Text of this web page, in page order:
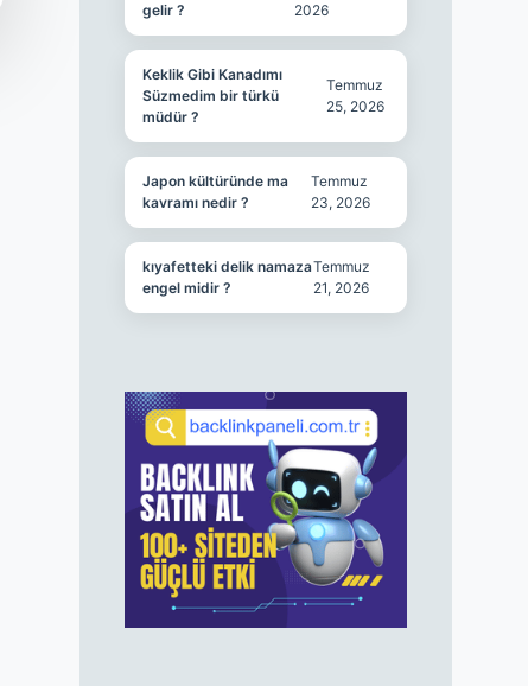
gelir ?
2026
Keklik Gibi Kanadımı
Süzmedim bir türkü
müdür ?
Temmuz
25, 2026
Japon kültüründe ma
kavramı nedir ?
Temmuz
23, 2026
kıyafetteki delik namaza
engel midir ?
Temmuz
21, 2026